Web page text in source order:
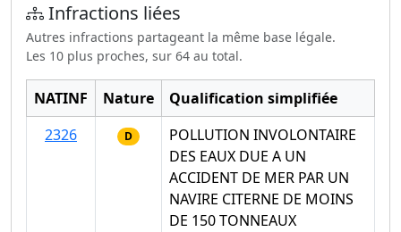
Infractions liées
Autres infractions partageant la même base légale.
Les 10 plus proches, sur 64 au total.
NATINF Nature
Qualification simplifiée
2326
D
POLLUTION INVOLONTAIRE
DES EAUX DUE A UN
ACCIDENT DE MER PAR UN
NAVIRE CITERNE DE MOINS
DE 150 TONNEAUX